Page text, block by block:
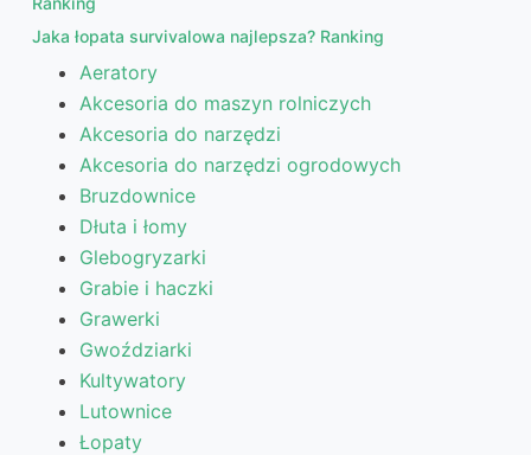
Jaka łopata survivalowa najlepsza? Ranking
Aeratory
Akcesoria do maszyn rolniczych
Akcesoria do narzędzi
Akcesoria do narzędzi ogrodowych
Bruzdownice
Dłuta i łomy
Glebogryzarki
Grabie i haczki
Grawerki
Gwoździarki
Kultywatory
Lutownice
Łopaty